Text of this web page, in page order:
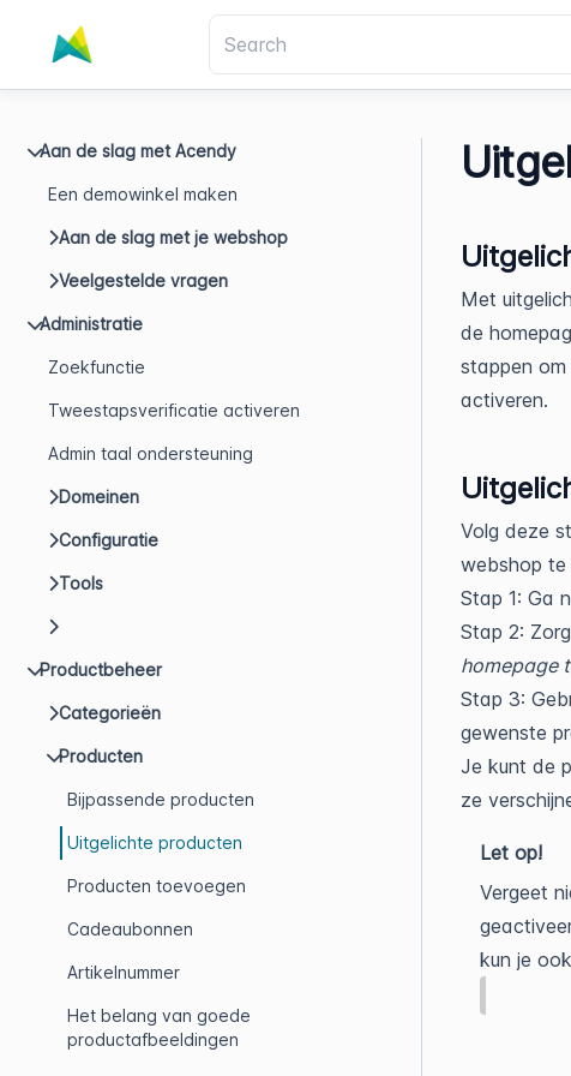
Aan de slag met Acendy
Een demowinkel maken
Aan de slag met je webshop
Veelgestelde vragen
Administratie
Zoekfunctie
Tweestapsverificatie activeren
Admin taal ondersteuning
Domeinen
Configuratie
Tools
Productbeheer
Categorieën
Producten
Bijpassende producten
Uitgelichte producten
Producten toevoegen
Cadeaubonnen
Artikelnummer
Het belang van goede
productafbeeldingen
Met
de
stappen
activeren.
Volg deze
webshop te
Stap 1: Ga
Stap 2:
homepage
Stap 3:
gewenste
Je kunt de
ze
Let op!
Vergeet
kun je